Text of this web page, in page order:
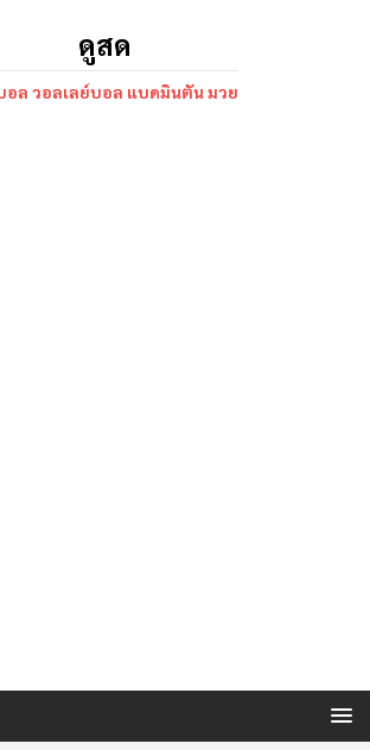
ดูสด
ล วอลเลย์บอล แบดมินตัน มวย